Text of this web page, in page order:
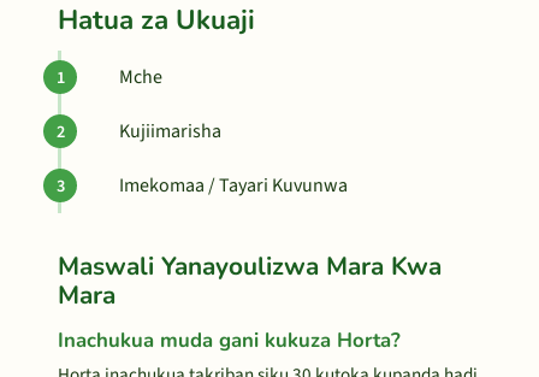
Hatua za Ukuaji
Mche
Kujiimarisha
Imekomaa / Tayari Kuvunwa
Maswali Yanayoulizwa Mara Kwa
Mara
Inachukua muda gani kukuza Horta?